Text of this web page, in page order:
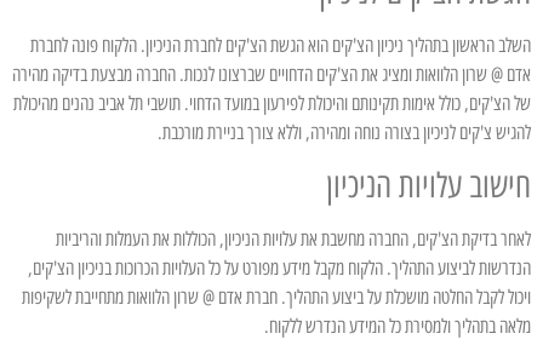
השלב הראשון בתהליך ניכיון הצ'קים הוא הגשת הצ'קים לחברת הניכיון. הלקוח פונה לחברת
אדם @ שרון הלוואות ומציג את הצ'קים הדחויים שברצונו לנכות. החברה מבצעת בדיקה מהירה
של הצ'קים, כולל אימות תקינותם והיכולת לפירעון במועד הדחוי. תושבי תל אביב נהנים מהיכולת
להגיש צ'קים לניכיון בצורה נוחה ומהירה, וללא צורך בניירת מורכבת.
חישוב עלויות הניכיון
לאחר בדיקת הצ'קים, החברה מחשבת את עלויות הניכיון, הכוללות את העמלות והריביות
הנדרשות לביצוע התהליך. הלקוח מקבל מידע מפורט על כל העלויות הכרוכות בניכיון הצ'קים,
ויכול לקבל החלטה מושכלת על ביצוע התהליך. חברת אדם @ שרון הלוואות מתחייבת לשקיפות
מלאה בתהליך ולמסירת כל המידע הנדרש ללקוח.